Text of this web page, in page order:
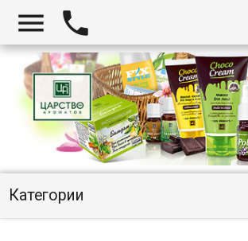
 
Категории